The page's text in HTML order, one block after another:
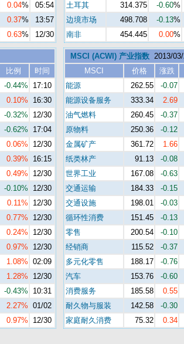
0.04%
05:54
0.37%
13:57
0.63% 12/30
土耳其
314.375 -0.60%
边境市场
498.708 -0.13%
南非
454.445 0.00%
比例
时间
-0.44%
17:10
0.10%
16:30
-0.32%
12/30
-0.62%
17:04
0.06%
12/30
0.39%
16:15
0.49%
12/30
-0.10%
12/30
0.11%
12/30
0.77%
12/30
0.24%
12/30
0.97%
12/30
1.08% 02:09
1.28%
12/30
-0.43%
10:31
2.27% 01/02
0.97% 12/30
MSCI (ACWI) 产业指数 2013/
MSCI
价格 涨跌
能源
262.55 -0.07
能源设备服务
333.34 2.69
油气燃料
260.45 -0.37
原物料
250.36 -0.12
金属矿产
361.72 1.66
纸类林产
91.13 -0.08
世界工业
167.08 -0.63
交通运输
184.33 -0.15
交通设施
198.01 -0.03
循环性消费
151.45 -0.13
零售
200.54 -0.10
经销商
115.52 -0.37
多元化零售
188.17 -0.76
汽车
153.76 -0.60
消费服务
185.58 0.55
耐久物与服装
142.58 -0.30
家庭耐久消费
75.32 0.34